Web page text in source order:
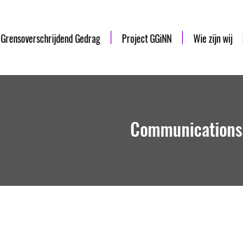
Grensoverschrijdend Gedrag Project GGiNN Wie zijn wij
Communications